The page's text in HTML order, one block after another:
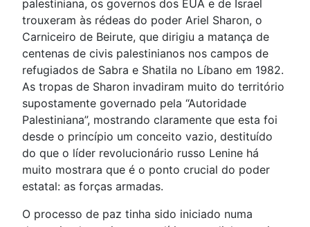
palestiniana, os governos dos EUA e de Israel
trouxeram às rédeas do poder Ariel Sharon, o
Carniceiro de Beirute, que dirigiu a matança de
centenas de civis palestinianos nos campos de
refugiados de Sabra e Shatila no Líbano em 1982.
As tropas de Sharon invadiram muito do território
supostamente governado pela “Autoridade
Palestiniana”, mostrando claramente que esta foi
desde o princípio um conceito vazio, destituído
do que o líder revolucionário russo Lenine há
muito mostrara que é o ponto crucial do poder
estatal: as forças armadas.
O processo de paz tinha sido iniciado numa